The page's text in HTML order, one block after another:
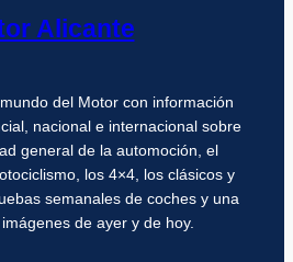
Alicante
del Motor con información
nacional e internacional sobre
general de la automoción, el
los 4×4, los clásicos y
semanales de coches y una
de ayer y de hoy.